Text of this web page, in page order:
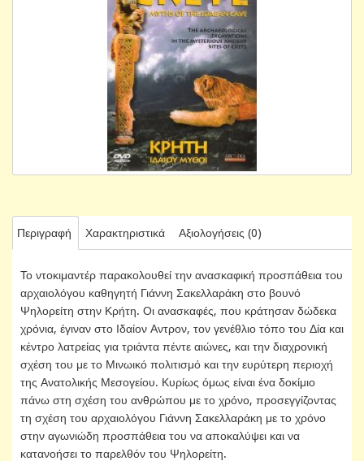
Περιγραφή Χαρακτηριστικά Αξιολογήσεις (0)
Το ντοκιμαντέρ παρακολουθεί την ανασκαφική προσπάθεια του
αρχαιολόγου καθηγητή Γιάννη Σακελλαράκη στο βουνό
Ψηλορείτη στην Κρήτη. Οι ανασκαφές, που κράτησαν δώδεκα
χρόνια, έγιναν στο Ιδαίον Αντρον, τον γενέθλιο τόπο του Δία και
κέντρο λατρείας για τριάντα πέντε αιώνες, και την διαχρονική
σχέση του με το Μινωικό πολιτισμό και την ευρύτερη περιοχή
της Ανατολικής Μεσογείου. Κυρίως όμως είναι ένα δοκίμιο
πάνω στη σχέση του ανθρώπου με το χρόνο, προσεγγίζοντας
τη σχέση του αρχαιολόγου Γιάννη Σακελλαράκη με το χρόνο
στην αγωνιώδη προσπάθεια του να αποκαλύψει και να
κατανοήσει το παρελθόν του Ψηλορείτη.